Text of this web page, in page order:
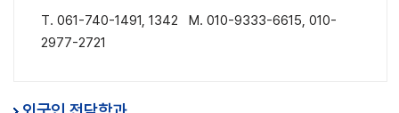
T. 061-740-1491, 1342 M. 010-9333-6615, 010-
2977-2721